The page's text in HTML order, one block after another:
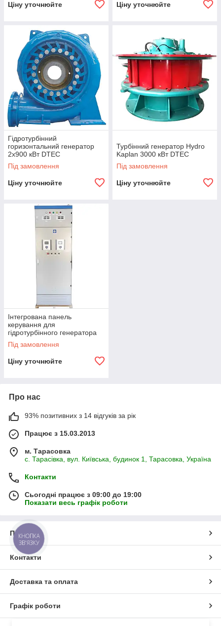
Ціну уточнюйте Ціну уточнюйте
Гідротурбінний
горизонтальний генератор
2x900 кВт DTEC
Під замовлення
Ціну уточнюйте
Турбінний генератор Hydro
Kaplan 3000 кВт DTEC
Під замовлення
Ціну уточнюйте
Інтегрована панель
керування для
гідротурбінного генератора
DTEC
Під замовлення
Ціну уточнюйте
Про нас
93% позитивних з 14 відгуків за рік
Працює з 15.03.2013
м. Тарасовка
с. Тарасівка, вул. Київська, будинок 1, Тарасовка, Україна
Контакти
Сьогодні працює з 09:00 до 19:00
Показати весь графік роботи
Про нас
Контакти
Доставка та оплата
Графік роботи
КНОПКА
ЗВ'ЯЗКУ